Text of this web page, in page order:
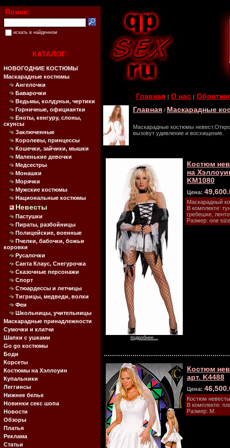
Поиск:
искать в найденном
КАТАЛОГ:
НОВОГОДНИЕ КОСТЮМЫ
Маскарадные костюмы
Ангелочки
Баварочки
Ведьмы, колдуньи, чертики
Горничные, официантки
Еноты, кенгуру, слоны,
скунсы
Заключенные
Королевы, принцессы
Кошечки, зайчики, мышки
Маленькие девочки
Медсестры
Монашки
Морячки
Мужские костюмы
Национальные костюмы
Невесты
Пастушки
Пираты, разбойницы
Полицейские, военные
Пчелки, бабочки, божьи
коровки
Русалочки
Санта Клаус, Снегурочка
Сказочные персонажи
Спорт
Стюардессы и летчицы
Тигрицы, медведи, волки
Феи
Школьницы, учительницы
Маскарадные принадлежности
Сумочки и клатчи
Шапки с ушками
Go go костюмы
Боди
Корсеты
Костюмы на Хэллоуин
Купальники
Леггинсы
Нижнее белье
Новинки секс шопа
Новости
Обзоры
Платья
Реклама
Статьи
Главная | О нас |
Главная / Маскарадные
Маскарадные костюмы
вызовут удивление и восхищение.
подробнее...
Костюм
на
KM1080
Цена:
Маскарадный
В комплекте:
гребешке,
Размер: one
Костюм
арт. K4488
Цена:
Костюм
В комплекте:
Размер: М.